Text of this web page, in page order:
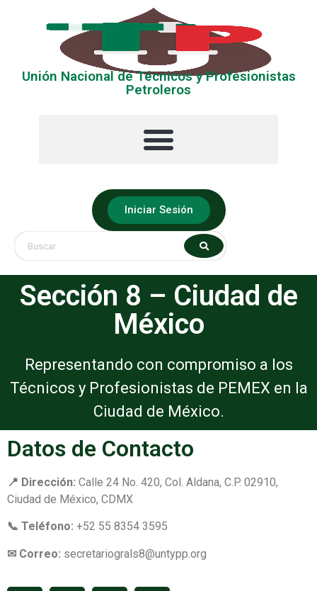
Unión Nacional de Técnicos y Profesionistas
Petroleros
Iniciar Sesión
Sección 8 – Ciudad de
México
Representando con compromiso a los
Técnicos y Profesionistas de PEMEX en la
Ciudad de México.
Datos de Contacto
📍 Dirección: Calle 24 No. 420, Col. Aldana, C.P. 02910,
Ciudad de México, CDMX
📞 Teléfono: +52 55 8354 3595
✉ Correo: secretariograls8@untypp.org